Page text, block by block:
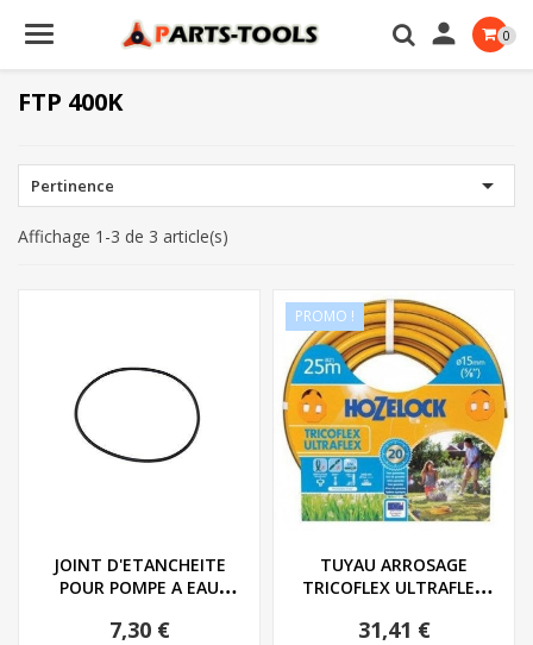
 0
FTP 400K
Pertinence 
Affichage 1-3 de 3 article(s)
JOINT D'ETANCHEITE
POUR POMPE A EAU
7,30 €
PROMO !
TUYAU ARROSAGE
TRICOFLEX ULTRAFLEX
31,41 €